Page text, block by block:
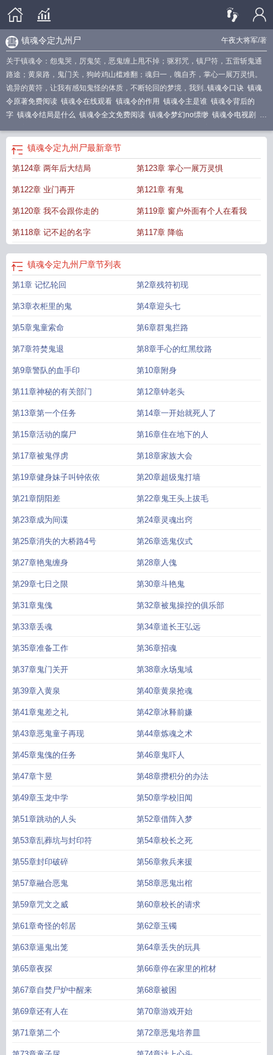
午夜大将军/著
镇魂令定九州尸
关于镇魂令：怨鬼哭，厉鬼笑，恶鬼缠上甩不掉；驱邪咒，镇尸符，五雷斩鬼通
路途；黄泉路，鬼门关，狗岭鸡山槛难翻；魂归一，魄自齐，掌心一展万灵惧。
诡异的黄符，让我有感知鬼怪的体质，不断轮回的梦境，我到..镇魂令口诀 镇魂
令原著免费阅读 镇魂令在线观看 镇魂令的作用 镇魂令主是谁 镇魂令背后的
字 镇魂令结局是什么 镇魂令全文免费阅读 镇魂令梦幻no缥缈 镇魂令电视剧 镇
令主和黑袍使谁厉害 镇魂令是什么
魂令梦幻no缥缈怎么开启
什么镇魂令电视剧全集免费 镇魂令主是干什么的镇魂令令主到底是什么
魂令免费观看 镇魂令定九州尸
镇魂令定九州尸最新章节
第124章 两年后大结局 第123章 掌心一展万灵惧
第122章 业门再开 第121章 有鬼
第120章 我不会跟你走的 第119章 窗户外面有个人在看我
第118章 记不起的名字 第117章 降临
镇魂令定九州尸章节列表
第1章 记忆轮回 第2章残符初现
第3章衣柜里的鬼 第4章迎头七
第5章鬼童索命 第6章群鬼拦路
第7章符焚鬼退 第8章手心的红黑纹路
第9章警队的血手印 第10章附身
第11章神秘的有关部门 第12章钟老头
第13章第一个任务 第14章一开始就死人了
第15章活动的腐尸 第16章住在地下的人
第17章被鬼俘虏 第18章家族大会
第19章健身妹子叫钟依依 第20章超级鬼打墙
第21章阴阳差 第22章鬼王头上拔毛
第23章成为间谍 第24章灵魂出窍
第25章消失的大桥路4号 第26章选鬼仪式
第27章艳鬼缠身 第28章人傀
第29章七日之限 第30章斗艳鬼
第31章鬼傀 第32章被鬼操控的俱乐部
第33章丢魂 第34章道长王弘远
第35章准备工作 第36章招魂
第37章鬼门关开 第38章永场鬼域
第39章入黄泉 第40章黄泉抢魂
第41章鬼差之礼 第42章冰释前嫌
第43章恶鬼童子再现 第44章炼魂之术
第45章鬼傀的任务 第46章鬼吓人
第47章卞昱 第48章攒积分的办法
第49章玉龙中学 第50章学校旧闻
第51章跳动的人头 第52章借阵入梦
第53章乱葬坑与封印符 第54章校长之死
第55章封印破碎 第56章救兵来援
第57章融合恶鬼 第58章恶鬼出棺
第59章咒文之威 第60章校长的请求
第61章奇怪的邻居 第62章玉镯
第63章逼鬼出笼 第64章丢失的玩具
第65章夜探 第66章停在家里的棺材
第67章自焚尸炉中醒来 第68章被困
第69章还有人在 第70章游戏开始
第71章第二个 第72章恶鬼培养皿